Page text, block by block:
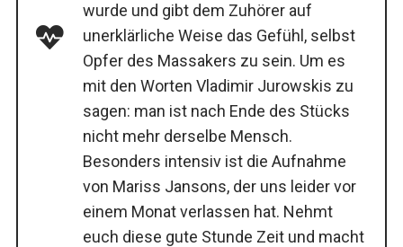
wurde und gibt dem Zuhörer auf
unerklärliche Weise das Gefühl, selbst
Opfer des Massakers zu sein. Um es
mit den Worten Vladimir Jurowskis zu
sagen: man ist nach Ende des Stücks
nicht mehr derselbe Mensch.
Besonders intensiv ist die Aufnahme
von Mariss Jansons, der uns leider vor
einem Monat verlassen hat. Nehmt
euch diese gute Stunde Zeit und macht